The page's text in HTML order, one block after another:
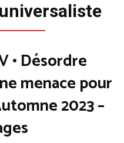
• Désordre
menace pour
2023 –